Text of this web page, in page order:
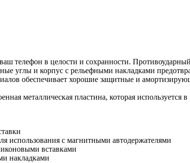
телефон в целости и сохранности.
углы и корпус с рельефными накладками
обеспечивает хорошие защитные и
металлическая пластина, которая используется
использования с магнитными автодержателями
вставками
накладками